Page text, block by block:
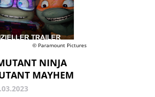
© Paramount Pictures
NINJA
MAYHEM